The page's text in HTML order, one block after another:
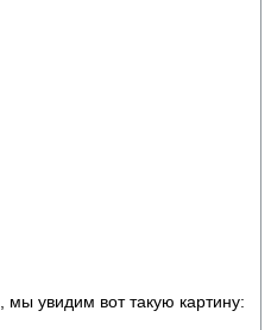
, мы увидим вот такую картину: